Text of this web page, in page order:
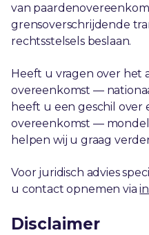
van
grensoverschrijdende
rechtsstelsels beslaan.
Heeft u vragen over het
overeenkomst —
heeft u een geschil over
overeenkomst —
helpen wij u graag
Voor juridisch advies
u contact opnemen via
Disclaimer